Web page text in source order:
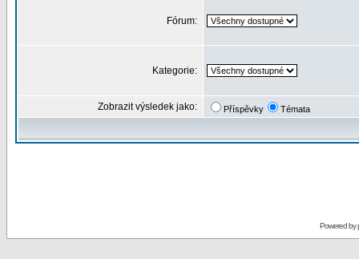
Fórum:
Kategorie:
Zobrazit výsledek jako: Příspěvky Témata
Powered by